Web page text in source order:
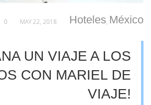
Hoteles, México
MAY 22, 2018
0
UN VIAJE A LOS
CON MARIEL DE
VIAJE!